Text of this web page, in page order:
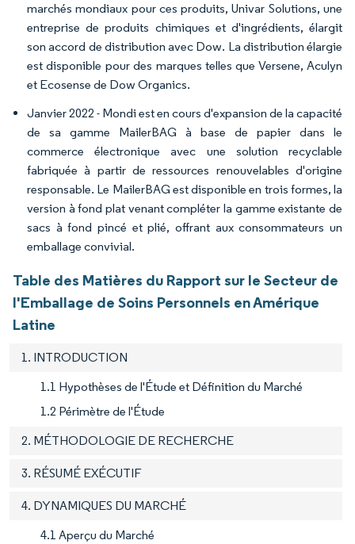
marchés mondiaux pour ces produits, Univar Solutions, une
entreprise de produits chimiques et d'ingrédients, élargit
son accord de distribution avec Dow. La distribution élargie
est disponible pour des marques telles que Versene, Aculyn
et Ecosense de Dow Organics.
Janvier 2022 - Mondi est en cours d'expansion de la capacité
de sa gamme MailerBAG à base de papier dans le
commerce électronique avec une solution recyclable
fabriquée à partir de ressources renouvelables d'origine
responsable. Le MailerBAG est disponible en trois formes, la
version à fond plat venant compléter la gamme existante de
sacs à fond pincé et plié, offrant aux consommateurs un
emballage convivial.
Table des Matières du Rapport sur le Secteur de
l'Emballage de Soins Personnels en Amérique
Latine
1. INTRODUCTION
1.1 Hypothèses de l'Étude et Définition du Marché
1.2 Périmètre de l'Étude
2. MÉTHODOLOGIE DE RECHERCHE
3. RÉSUMÉ EXÉCUTIF
4. DYNAMIQUES DU MARCHÉ
4.1 Aperçu du Marché